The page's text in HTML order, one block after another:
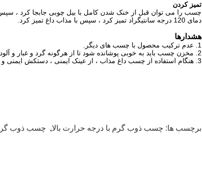
تمیز کردن
چسب را می توان قبل از خنک شدن کامل با بیل چوبی جابجا کرد ، سپس
دمای 120 درجه سانتیگراد تمیز کرد ، سپس با مذاب داغ تمیز کرد.
هشدارها
1. عدم ترکیب محصول با چسب های دیگر.
2. مخزن چسب باید به خوبی پوشانده شود تا از هرگونه گرد و غبار و آلودگی جلوگیری شود.
3. هنگام استفاده از چسب داغ مذاب ، از عینک ایمنی ، دستکش ایمنی و لباس ایمنی استفاده کنید.
برچسب ها: چسب ذوب گرم با درجه حرارت بالا, چسب ذوب گرم